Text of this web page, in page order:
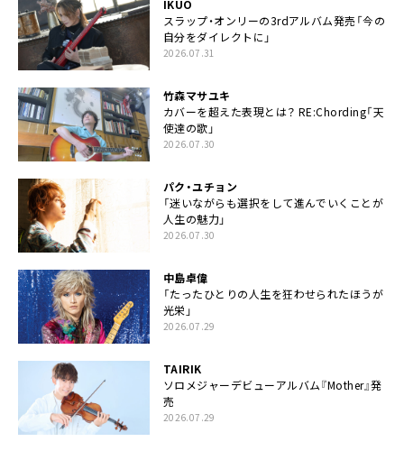
IKUO
スラップ・オンリーの3rdアルバム発売「今の
自分をダイレクトに」
2026.07.31
竹森マサユキ
カバーを超えた表現とは？ RE:Chording「天
使達の歌」
2026.07.30
パク・ユチョン
「迷いながらも選択をして進んでいくことが
人生の魅力」
2026.07.30
中島卓偉
「たったひとりの人生を狂わせられたほうが
光栄」
2026.07.29
TAIRIK
ソロメジャーデビューアルバム『Mother』発
売
2026.07.29